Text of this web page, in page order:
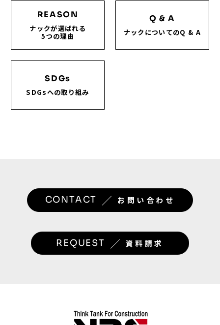
REASON
ナックが選ばれる
5つの理由
Q & A
ナックについてのQ & A
SDGs
SDGsへの取り組み
CONTACT ／ お問い合わせ
REQUEST ／ 資料請求